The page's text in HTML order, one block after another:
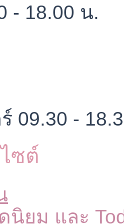
- 18.00 น.
09.30 -
ซต์
ยม และ